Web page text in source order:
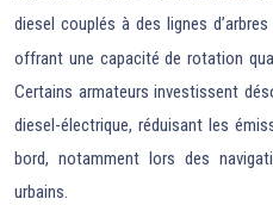
diesel couplés à des lignes
offrant une capacité de rotation
Certains armateurs investissent
diesel-électrique, réduisant les
bord, notamment lors des
urbains.